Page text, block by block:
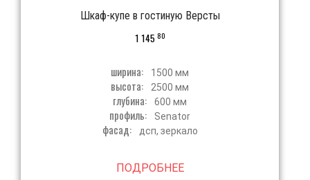
Шкаф-купе в гостиную Версты
1 145 80
ширина: 1500 мм
высота: 2500 мм
глубина: 600 мм
профиль: Senator
фасад: дсп, зеркало
ПОДРОБНЕЕ